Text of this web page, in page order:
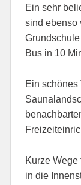
Ein sehr
sind ebenso
Bus in 10
Ein
Kurze
in die